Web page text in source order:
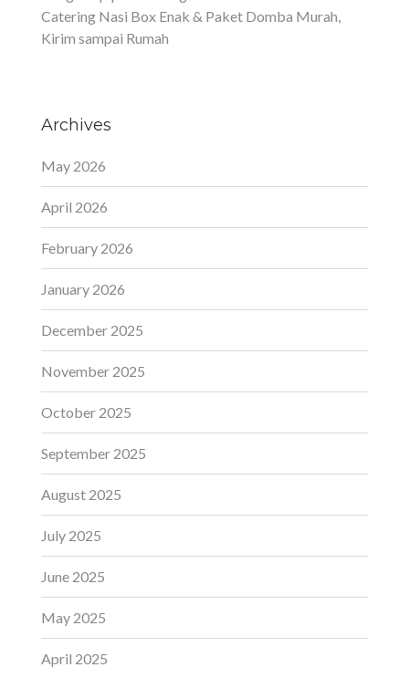
Catering Nasi Box Enak & Paket Domba Murah,
Kirim sampai Rumah
Archives
May 2026
April 2026
February 2026
January 2026
December 2025
November 2025
October 2025
September 2025
August 2025
July 2025
June 2025
May 2025
April 2025